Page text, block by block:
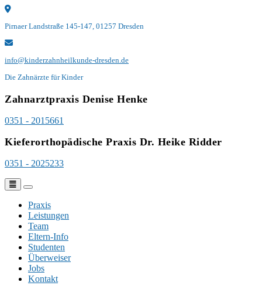
Skip
content
Pirnaer Landstraße 145-147, 01257 Dresden
info@kinderzahnheilkunde-dresden.de
Die Zahnärzte für Kinder
Zahnarztpraxis Denise Henke
0351 - 2015661
Kieferorthopädische Praxis Dr. Heike Ridder
0351 - 2025233
Toggle navigation
Praxis
Leistungen
Team
Eltern-Info
Studenten
Überweiser
Jobs
Kontakt